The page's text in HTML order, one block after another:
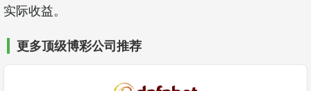
实际收益。
更多顶级博彩公司推荐